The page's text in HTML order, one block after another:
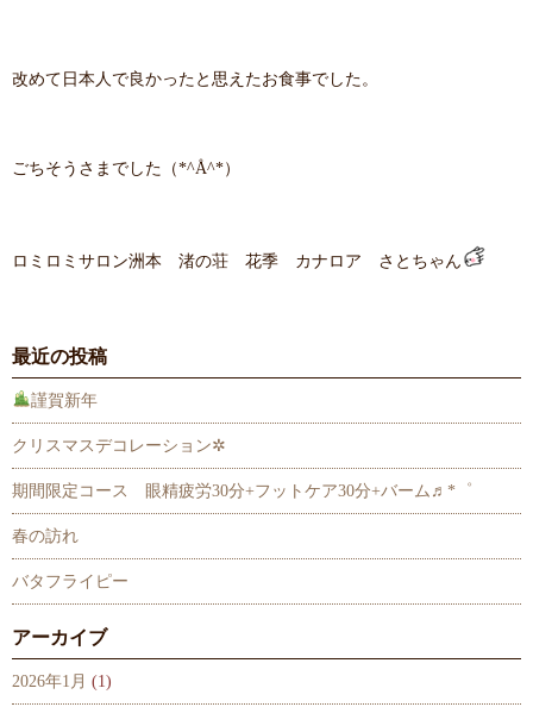
改めて日本人で良かったと思えたお食事でした。
ごちそうさまでした（*^Å^*）
ロミロミサロン洲本 渚の荘 花季 カナロア さとちゃん
最近の投稿
謹賀新年
クリスマスデコレーション✲
期間限定コース 眼精疲労30分+フットケア30分+バーム♬*゜
春の訪れ
バタフライピー
アーカイブ
2026年1月 (1)